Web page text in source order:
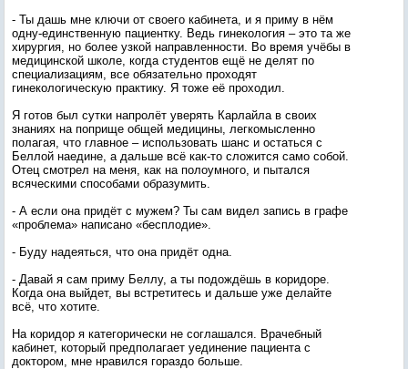
- Ты дашь мне ключи от своего кабинета, и я приму в нём
одну-единственную пациентку. Ведь гинекология – это та же
хирургия, но более узкой направленности. Во время учёбы в
медицинской школе, когда студентов ещё не делят по
специализациям, все обязательно проходят
гинекологическую практику. Я тоже её проходил.
Я готов был сутки напролёт уверять Карлайла в своих
знаниях на поприще общей медицины, легкомысленно
полагая, что главное – использовать шанс и остаться с
Беллой наедине, а дальше всё как-то сложится само собой.
Отец смотрел на меня, как на полоумного, и пытался
всяческими способами образумить.
- А если она придёт с мужем? Ты сам видел запись в графе
«проблема» написано «бесплодие».
- Буду надеяться, что она придёт одна.
- Давай я сам приму Беллу, а ты подождёшь в коридоре.
Когда она выйдет, вы встретитесь и дальше уже делайте
всё, что хотите.
На коридор я категорически не соглашался. Врачебный
кабинет, который предполагает уединение пациента с
доктором, мне нравился гораздо больше.